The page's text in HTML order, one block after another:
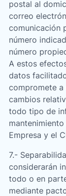
postal al
correo
comunicación
número
número
A estos
datos
compromete a
cambios
todo tipo de
Empresa y el
7.-
considerarán
todo o en
mediante